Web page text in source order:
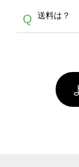
か
文
頂
と
を
害
通
A
ま
像
Q 送料は？
い